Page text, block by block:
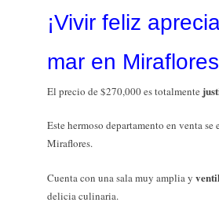
¡Vivir feliz
mar en
El precio de $270,000 es totalmente
Este hermoso departamento en venta
Miraflores.
Cuenta con una sala muy amplia y
delicia culinaria.